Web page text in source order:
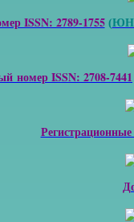
ISSN: 2789-1755 (
номер ISSN: 2708-7441